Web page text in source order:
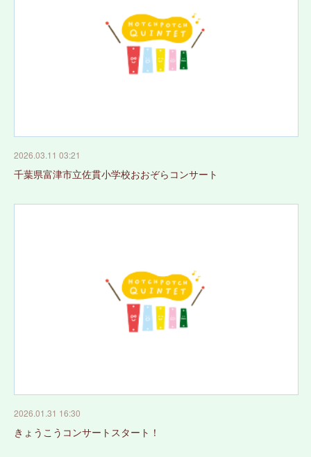
2026.03.11 03:21
千葉県富津市立佐貫小学校おおぞらコンサート
2026.01.31 16:30
きょうこうコンサートスタート！